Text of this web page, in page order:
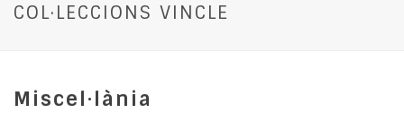
COL·LECCIONS VINCLE
Miscel·lània